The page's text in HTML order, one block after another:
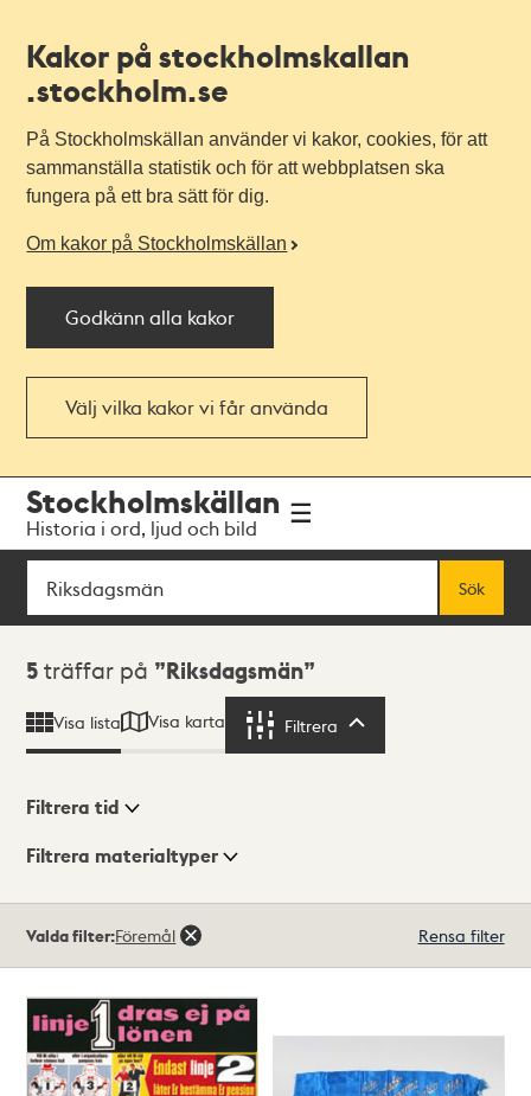
Kakor på stockholmskallan
.stockholm.se
På Stockholmskällan använder vi kakor, cookies, för att
sammanställa statistik och för att webbplatsen ska
fungera på ett bra sätt för dig.
Om kakor på Stockholmskällan
Godkänn alla kakor
Välj vilka kakor vi får använda
navigationen
huvudinnehållet
Stockholmskällan
Historia i ord, ljud och bild
Sök
Sök
Sökresultat
5 träffar på Riksdagsmän
Visa lista Visa karta Filtrera
Visningsläge
Filtrera tid
Filtrera materialtyper
träffar
Valda filter:Föremål Rensa filter